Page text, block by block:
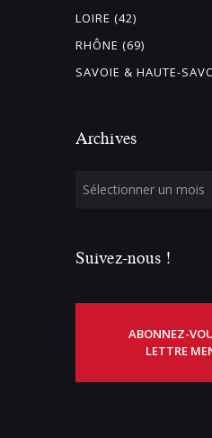
LOIRE (42)
RHÔNE (69)
SAVOIE & HAUTE-
Archives
Suivez-nous !
ABONNEZ-
LETTRE